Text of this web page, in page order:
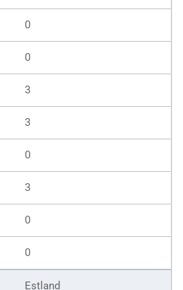
0
0
3
3
0
3
0
0
Estland